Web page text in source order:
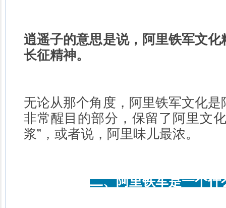
逍遥子的意思是说，阿里铁军文化
长征精神。
无论从那个角度，阿里铁军文化
非常醒目的部分，保留了阿里文
浆”，或者说，阿里味儿最浓。
二、阿里铁军是一个什